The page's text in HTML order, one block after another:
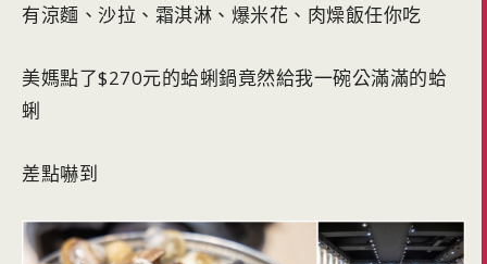
有涼麵、沙拉、霜淇淋、爆米花、肉燥飯任你吃
美媽點了$270元的蛤蜊鍋竟然給我一碗公滿滿的蛤
蜊
差點嚇到